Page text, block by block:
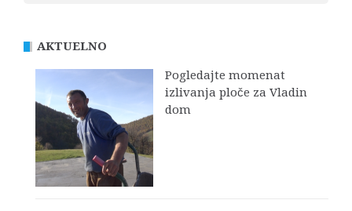
AKTUELNO
Pogledajte momenat
izlivanja ploče za Vladin
dom